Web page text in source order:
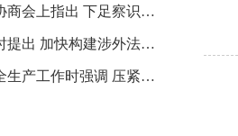
孙大伟在自治区政协专题协商会上指出 下足察识谋督之功 恪尽服务大局之责 助推有色金属、关键金属产业高质量发展
巫家世在南宁、北海调研时提出 加快构建涉外法律供给集群 护航向海经济高质量发展
孙大伟到南宁督导检查安全生产工作时强调 压紧压实责任 狠抓隐患整治 坚决筑牢安全生产防线